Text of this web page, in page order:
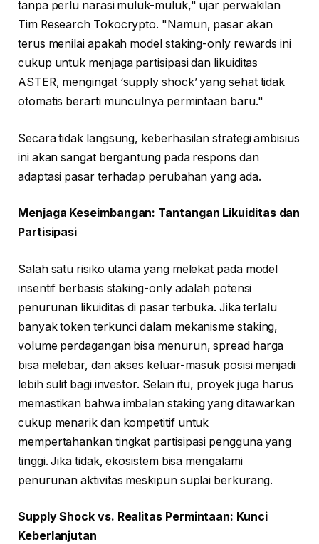
tanpa perlu narasi muluk-muluk," ujar perwakilan
Tim Research Tokocrypto. "Namun, pasar akan
terus menilai apakah model staking-only rewards ini
cukup untuk menjaga partisipasi dan likuiditas
ASTER, mengingat ‘supply shock’ yang sehat tidak
otomatis berarti munculnya permintaan baru."
Secara tidak langsung, keberhasilan strategi ambisius
ini akan sangat bergantung pada respons dan
adaptasi pasar terhadap perubahan yang ada.
Menjaga Keseimbangan: Tantangan Likuiditas dan
Partisipasi
Salah satu risiko utama yang melekat pada model
insentif berbasis staking-only adalah potensi
penurunan likuiditas di pasar terbuka. Jika terlalu
banyak token terkunci dalam mekanisme staking,
volume perdagangan bisa menurun, spread harga
bisa melebar, dan akses keluar-masuk posisi menjadi
lebih sulit bagi investor. Selain itu, proyek juga harus
memastikan bahwa imbalan staking yang ditawarkan
cukup menarik dan kompetitif untuk
mempertahankan tingkat partisipasi pengguna yang
tinggi. Jika tidak, ekosistem bisa mengalami
penurunan aktivitas meskipun suplai berkurang.
Supply Shock vs. Realitas Permintaan: Kunci
Keberlanjutan